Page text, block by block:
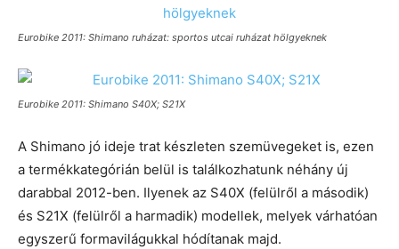
Eurobike 2011: Shimano ruházat: sportos utcai ruházat hölgyeknek
Eurobike 2011: Shimano S40X; S21X
A Shimano jó ideje trat készleten szemüvegeket is, ezen
a termékkategórián belül is találkozhatunk néhány új
darabbal 2012-ben. Ilyenek az S40X (felülről a második)
és S21X (felülről a harmadik) modellek, melyek várhatóan
egyszerű formavilágukkal hódítanak majd.